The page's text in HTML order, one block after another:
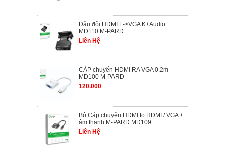
Đầu đổi HDMI L->VGA K+Audio
MD110 M-PARD
Liên Hệ
CÁP chuyển HDMI RA VGA 0,2m
MD100 M-PARD
120.000
Bộ Cáp chuyển HDMI to HDMI / VGA +
âm thanh M-PARD MD109
Liên Hệ